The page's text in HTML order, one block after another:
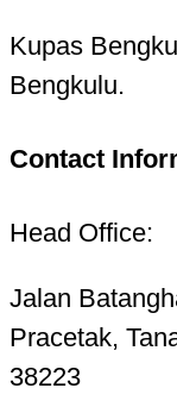
Kupas
Bengkulu.
Contact
Head Office:
Jalan
Pracetak,
38223